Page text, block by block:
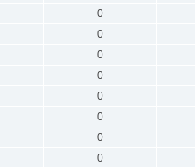
0
0
0
0
0
0
0
0